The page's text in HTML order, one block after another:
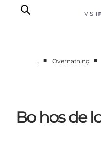
Oplevelser
Øhop
… ■ Overnatning ■
Bo hos de